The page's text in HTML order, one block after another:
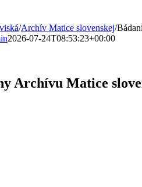
/Archív Matice slovenskej/
2026-07-24T08:53:23+00:00
Archívu Matice